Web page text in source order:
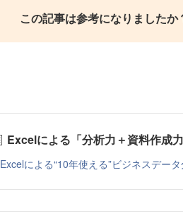
この記事は参考になりましたか
Excelによる「分析力＋資料作成
Excelによる“10年使える”ビジネスデー